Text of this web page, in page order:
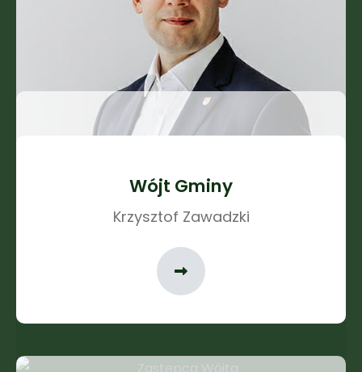
Wójt Gminy
Krzysztof Zawadzki